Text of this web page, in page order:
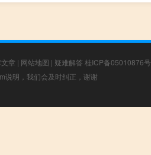
章 | 网站地图 | 疑难解答 桂ICP备05010876号
说明，我们会及时纠正，谢谢